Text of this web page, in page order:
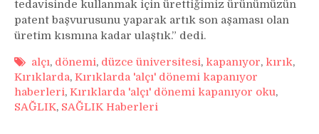
tedavisinde kullanmak için ürettiğimiz ürünümüzün
patent başvurusunu yaparak artık son aşaması olan
üretim kısmına kadar ulaştık.” dedi.
alçı, dönemi, düzce üniversitesi, kapanıyor, kırık,
Kırıklarda, Kırıklarda 'alçı' dönemi kapanıyor
haberleri, Kırıklarda 'alçı' dönemi kapanıyor oku,
SAĞLIK, SAĞLIK Haberleri